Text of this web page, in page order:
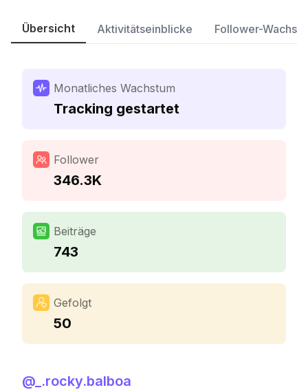
Übersicht Aktivitätseinblicke Follower-
Monatliches Wachstum
Tracking gestartet
Follower
346.3K
Beiträge
743
Gefolgt
50
@ _.rocky.balboa